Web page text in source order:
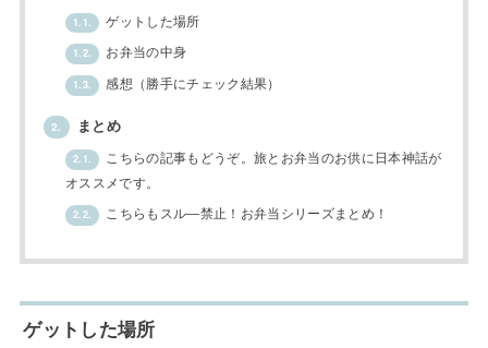
1.1. ゲットした場所
1.2. お弁当の中身
1.3. 感想（勝手にチェック結果）
2. まとめ
2.1.
こちらの記事もどうぞ。旅とお弁当のお供に日本神話が
オススメです。
2.2. こちらもスル―禁止！お弁当シリーズまとめ！
ゲットした場所